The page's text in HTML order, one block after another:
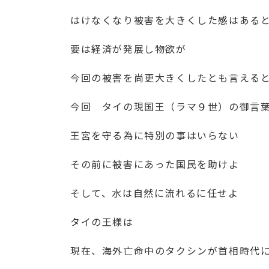
はけなくなり被害を大きくした感はあると
要は経済が発展し物欲が
今回の被害を尚更大きくしたとも言えると
今回 タイの現国王（ラマ９世）の御言
王宮を守る為に特別の事はいらない
その前に被害にあった国民を助けよ
そして、水は自然に流れるに任せよ
タイの王様は
現在、海外亡命中のタクシンが首相時代に